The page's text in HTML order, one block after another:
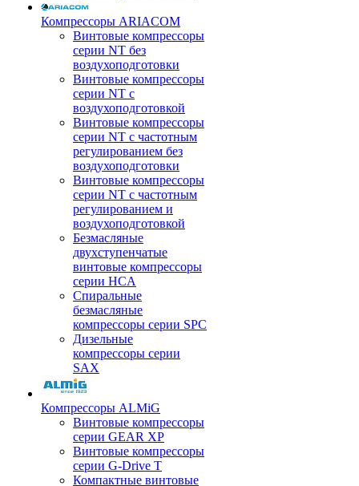
Компрессоры ARIACOM
Винтовые компрессоры
серии NT без
воздухоподготовки
Винтовые компрессоры
серии NT c
воздухоподготовкой
Винтовые компрессоры
серии NT с частотным
регулированием без
воздухоподготовки
Винтовые компрессоры
серии NT с частотным
регулированием и
воздухоподготовкой
Безмасляные
двухступенчатые
винтовые компрессоры
серии HCA
Спиральные
безмасляные
компрессоры серии SPC
Дизельные
компрессоры серии
SAX
Компрессоры ALMiG
Винтовые компрессоры
серии GEAR XP
Винтовые компрессоры
серии G-Drive T
Компактные винтовые